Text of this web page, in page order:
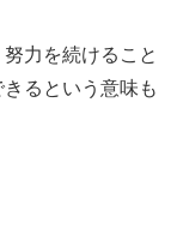
力を続けること
るという意味も